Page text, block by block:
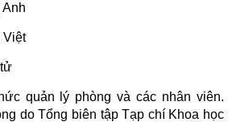
Việt
quản lý phòng và các nhân viên.
do Tổng biên tập Tạp chí Khoa học